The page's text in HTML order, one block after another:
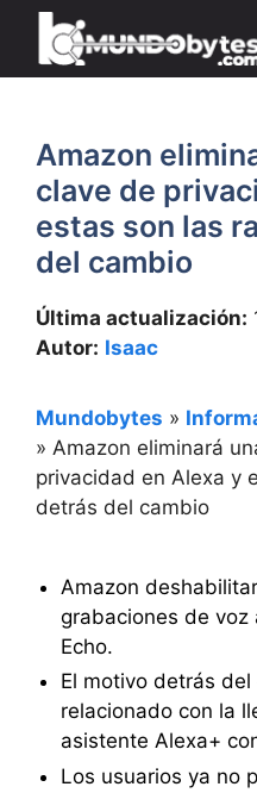
Saltar
contenido
Amazon
clave de
estas son las
del cambio
Última actualización:
Autor: Isaac
Mundobytes »
» Amazon eliminará
privacidad en Alexa y
detrás del cambio
Amazon
grabaciones de voz
Echo.
El motivo detrás
relacionado con la
asistente Alexa+
Los usuarios ya no